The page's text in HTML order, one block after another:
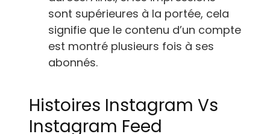
sont supérieures à la portée, cela
signifie que le contenu d’un compte
est montré plusieurs fois à ses
abonnés.
Histoires Instagram Vs
Instagram Feed